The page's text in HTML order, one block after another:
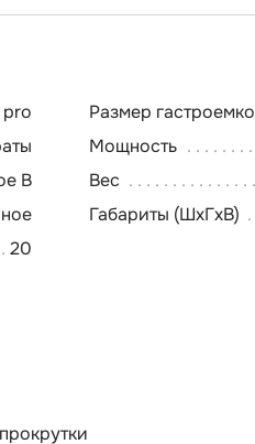
pro
В
20
Размер
Мощность
Вес
Габариты (ШхГхВ)